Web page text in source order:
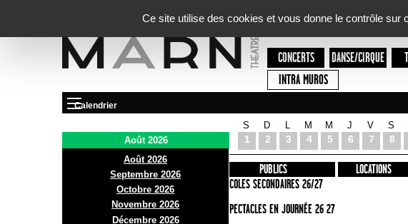
Ce site utilise des cookies et vous donne le contrôle sur
CONCERTS DANSE/CIRQUE
INTRA MUROS
Calendrier
Août 2026
Août 2026
Septembre 2026
Octobre 2026
Novembre 2026
Décembre 2026
S
1
D
2 3
M
4
M
5
J
6
V
7
S
8
PRÉSENTATION
INFOS PRATIQUES
ACCES
BAR ET BISTRO
PUBLICS
ECOLES SECONDAIRES 26/27
SPECTACLES EN JOURNÉE 26 27
LOCATIONS